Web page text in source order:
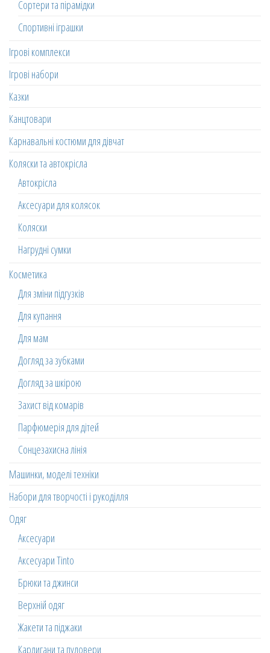
Сортери та пірамідки
Спортивні іграшки
Ігрові комплекси
Ігрові набори
Казки
Канцтовари
Карнавальні костюми для дівчат
Коляски та автокрісла
Автокрісла
Аксесуари для колясок
Коляски
Нагрудні сумки
Косметика
Для зміни підгузків
Для купання
Для мам
Догляд за зубками
Догляд за шкірою
Захист від комарів
Парфюмерія для дітей
Сонцезахисна лінія
Машинки, моделі техніки
Набори для творчості і рукоділля
Одяг
Аксесуари
Аксесуари Tinto
Брюки та джинси
Верхній одяг
Жакети та піджаки
Кардигани та пуловери